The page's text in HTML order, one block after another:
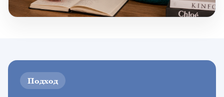
Подход